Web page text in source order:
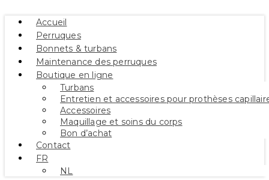
Accueil
Perruques
Bonnets & turbans
Maintenance des perruques
Boutique en ligne
Turbans
Entretien et accessoires pour prothèses
Accessoires
Maquillage et soins du corps
Bon d’achat
Contact
FR
NL